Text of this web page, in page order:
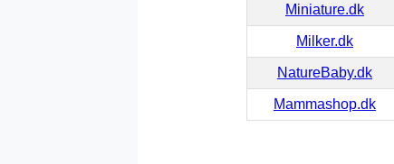
Miniature.dk
Milker.dk
NatureBaby.dk
Mammashop.dk